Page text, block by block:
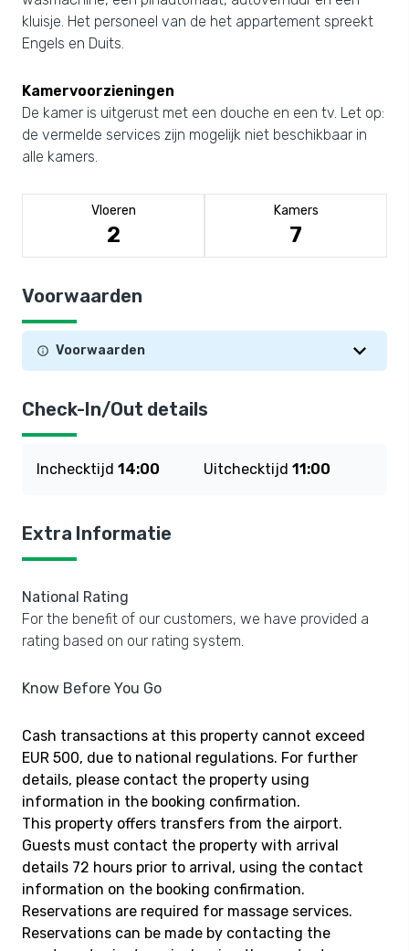
kluisje. Het personeel van de het appartement spreekt
Engels en Duits.
Kamervoorzieningen
De kamer is uitgerust met een douche en een tv. Let op:
de vermelde services zijn mogelijk niet beschikbaar in
alle kamers.
Vloeren
2
Kamers
7
Voorwaarden
Voorwaarden
Check-In/Out details
Inchecktijd 14:00 Uitchecktijd 11:00
Extra Informatie
National Rating
For the benefit of our customers, we have provided a
rating based on our rating system.
Know Before You Go
Cash transactions at this property cannot exceed
EUR 500, due to national regulations. For further
details, please contact the property using
information in the booking confirmation.
This property offers transfers from the airport.
Guests must contact the property with arrival
details 72 hours prior to arrival, using the contact
information on the booking confirmation.
Reservations are required for massage services.
Reservations can be made by contacting the